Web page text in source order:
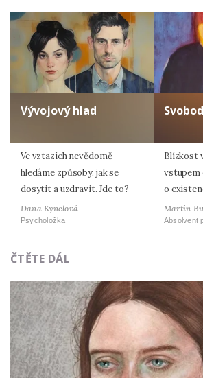
Vývojový hlad
Ve vztazích nevědomě
hledáme způsoby, jak se
dosytit a uzdravit. Jde to?
Dana Kynclová
Psycholožka
Blízkost
vstupem
o
Martin
Absolvent
ČTĚTE DÁL